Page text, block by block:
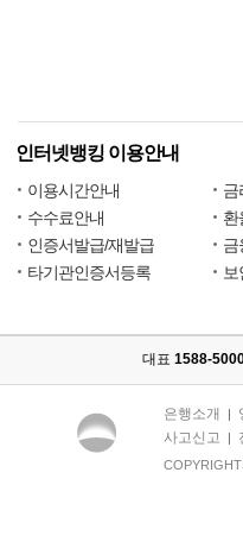
인터넷뱅킹 이용안내
이용시간안내
금
수수료안내
환
인증서발급/재발급
금
타기관인증서등록
보
대표 1588-
은행소개
사고신고